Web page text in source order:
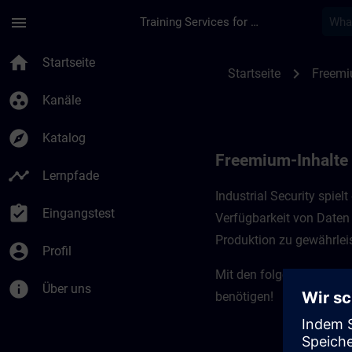
menu Training Services for Digital Industries
home Startseite
group_work Kanäle
explore Katalog
timeline Lernpfade
assignment_turned_in Eingangstest
account_circle Profil
info Über uns
Startseite chevron_right
Freemium-
Industrial Security spielt
Verfügbarkeit von
Produktion zu
Mit den folgenden
benötigen!